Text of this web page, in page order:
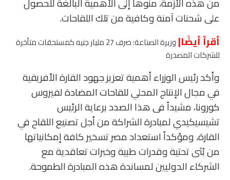
على شحنات آمنة وكافية من تلك اللقاحات.
أقرأ أيضًا|
وزيرة الصناعة: صرف 27 مليار جنيه كمستحقات متأخرة
للشركات المصدرة
وأكد رئيس الوزراء أهمية تعزيز جهود القارة الأفريقية
في مجال الإنتاج المحلي للقاحات المضادة لفيروس
كورونا، مشيداً فى هذا الصدد برعاية الرئيس
تشيسيكيدي لمبادرة الشراكة من أجل تصنيع اللقاح في
القارة، ومؤكداً استعداد مصر تسخير كافة إمكانياتها
من بُنَى تحتية وقدرات طبية وخبرات تعاقدية مع
الشركاء الدوليين لمساندة هذه المبادرة الطموحة.